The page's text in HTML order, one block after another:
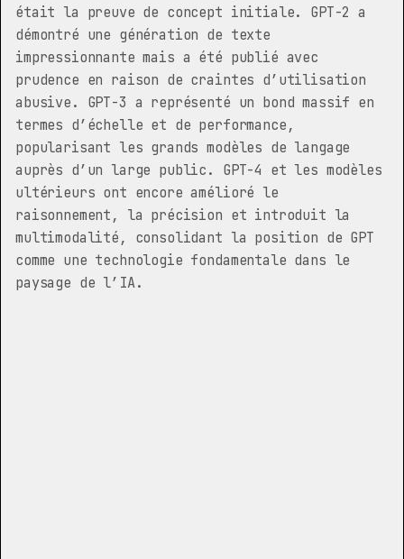
était la preuve de concept initiale. GPT-2 a
démontré une génération de texte
impressionnante mais a été publié avec
prudence en raison de craintes d’utilisation
abusive. GPT-3 a représenté un bond massif en
termes d’échelle et de performance,
popularisant les grands modèles de langage
auprès d’un large public. GPT-4 et les modèles
ultérieurs ont encore amélioré le
raisonnement, la précision et introduit la
multimodalité, consolidant la position de GPT
comme une technologie fondamentale dans le
paysage de l’IA.